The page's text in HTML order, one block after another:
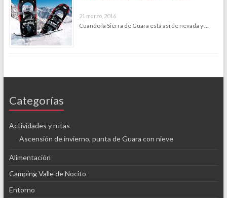
21 marzo, 2016
Cuando la Sierra de Guara está así de nevada y …
Categorías
Actividades y rutas
Ascensión de invierno, punta de Guara con nieve
Alimentación
Camping Valle de Nocito
Entorno